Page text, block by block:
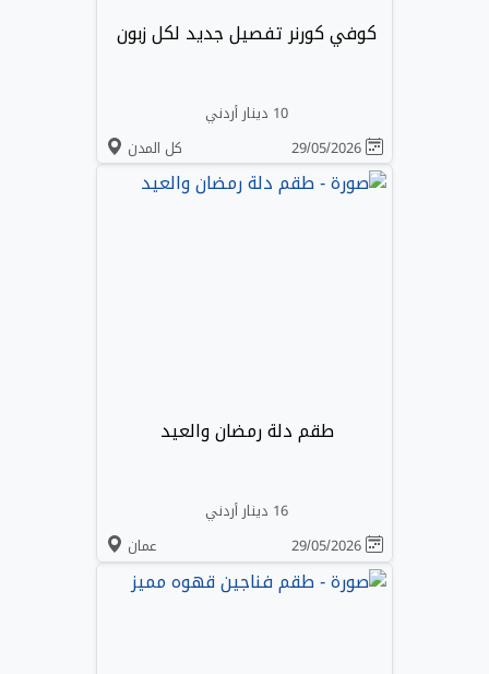
كوفي كورنر تفصيل جديد لكل زبون
10 دينار أردني
كل المدن
طقم دلة رمضان والعيد
16 دينار أردني
عمان